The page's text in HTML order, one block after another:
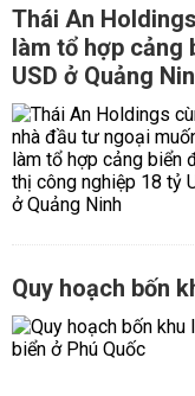
Thái An
làm tổ hợp cảng
USD ở Quảng
Quy hoạch bốn